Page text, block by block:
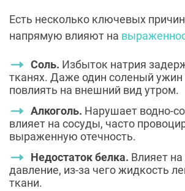
Есть несколько ключевых
напрямую влияют на
Соль. Избыток натрия
тканях. Даже один соленый
повлиять на внешний вид утром.
Алкоголь. Нарушает водно-
влияет на сосуды, часто
выраженную отечность.
Недостаток белка. Влияет
давление, из-за чего жидкость
ткани.